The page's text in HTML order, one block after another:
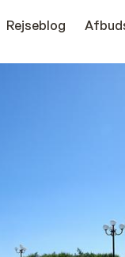
Rejseblog